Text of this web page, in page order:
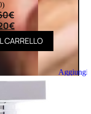
Aggiungi
€
€
CARRELLO